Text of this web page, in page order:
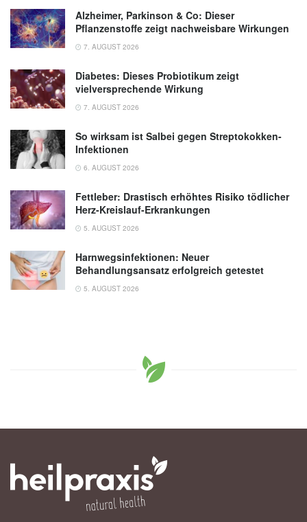
Alzheimer, Parkinson & Co: Dieser
Pflanzenstoffe zeigt nachweisbare Wirkungen
7. AUGUST 2026
Diabetes: Dieses Probiotikum zeigt
vielversprechende Wirkung
7. AUGUST 2026
So wirksam ist Salbei gegen Streptokokken-
Infektionen
6. AUGUST 2026
Fettleber: Drastisch erhöhtes Risiko tödlicher
Herz-Kreislauf-Erkrankungen
5. AUGUST 2026
Harnwegsinfektionen: Neuer
Behandlungsansatz erfolgreich getestet
5. AUGUST 2026